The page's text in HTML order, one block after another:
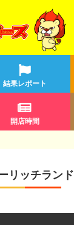
結果レポート
開店時間
リッチランド